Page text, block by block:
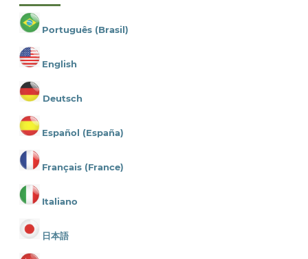
Português (Brasil)
English
Deutsch
Español (España)
Français (France)
Italiano
日本語